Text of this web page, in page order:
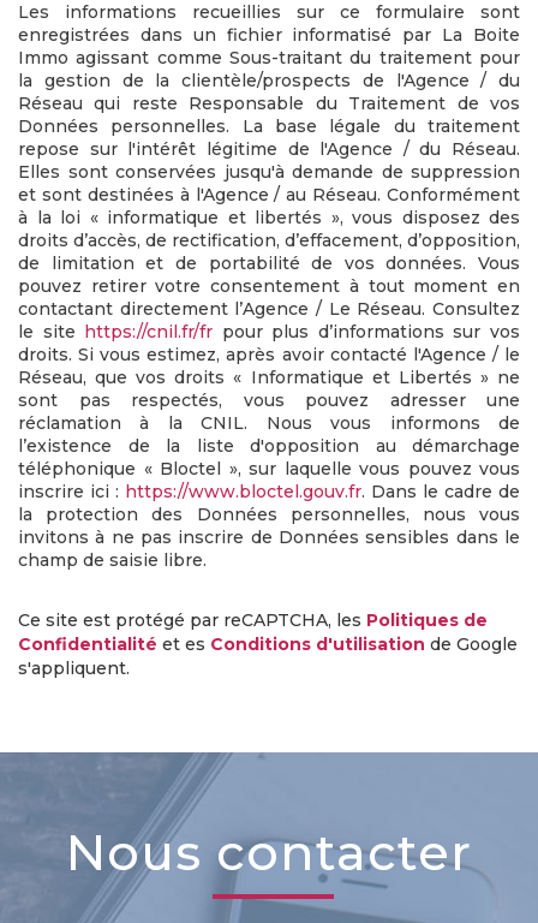
Les informations recueillies sur ce formulaire sont
enregistrées dans un fichier informatisé par La Boite
Immo agissant comme Sous-traitant du traitement pour
la gestion de la clientèle/prospects de l'Agence / du
Réseau qui reste Responsable du Traitement de vos
Données personnelles. La base légale du traitement
repose sur l'intérêt légitime de l'Agence / du Réseau.
Elles sont conservées jusqu'à demande de suppression
et sont destinées à l'Agence / au Réseau. Conformément
à la loi « informatique et libertés », vous disposez des
droits d’accès, de rectification, d’effacement, d’opposition,
de limitation et de portabilité de vos données. Vous
pouvez retirer votre consentement à tout moment en
contactant directement l’Agence / Le Réseau. Consultez
le site https://cnil.fr/fr pour plus d’informations sur vos
droits. Si vous estimez, après avoir contacté l'Agence / le
Réseau, que vos droits « Informatique et Libertés » ne
sont pas respectés, vous pouvez adresser une
réclamation à la CNIL. Nous vous informons de
l’existence de la liste d'opposition au démarchage
téléphonique « Bloctel », sur laquelle vous pouvez vous
inscrire ici : https://www.bloctel.gouv.fr. Dans le cadre de
la protection des Données personnelles, nous vous
invitons à ne pas inscrire de Données sensibles dans le
champ de saisie libre.
Ce site est protégé par reCAPTCHA, les Politiques de
Confidentialité et es Conditions d'utilisation de Google
s'appliquent.
nous contacter